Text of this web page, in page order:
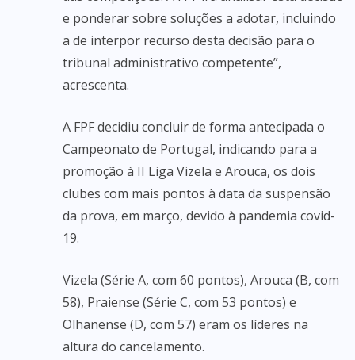
e ponderar sobre soluções a adotar, incluindo
a de interpor recurso desta decisão para o
tribunal administrativo competente”,
acrescenta.
A FPF decidiu concluir de forma antecipada o
Campeonato de Portugal, indicando para a
promoção à II Liga Vizela e Arouca, os dois
clubes com mais pontos à data da suspensão
da prova, em março, devido à pandemia covid-
19.
Vizela (Série A, com 60 pontos), Arouca (B, com
58), Praiense (Série C, com 53 pontos) e
Olhanense (D, com 57) eram os líderes na
altura do cancelamento.